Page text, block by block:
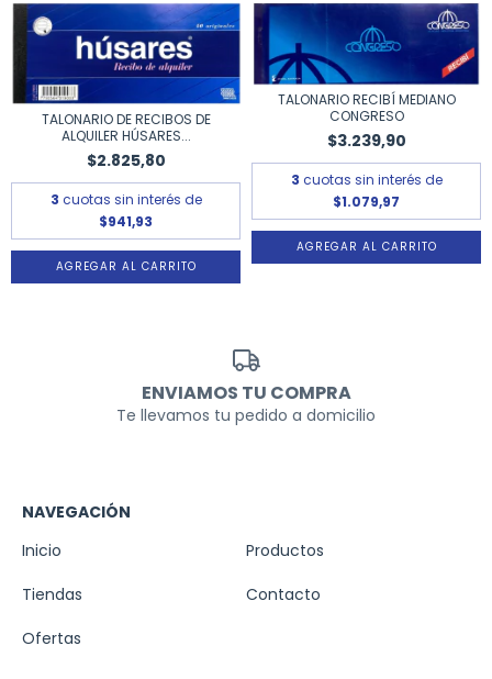
TALONARIO DE RECIBOS DE
ALQUILER HÚSARES...
$2.825,80
3 cuotas sin interés de
$941,93
TALONARIO RECIBÍ MEDIANO
CONGRESO
$3.239,90
3 cuotas sin interés de
$1.079,97
ENVIAMOS TU COMPRA
Te llevamos tu pedido a domicilio
NAVEGACIÓN
Inicio
Productos
Tiendas
Contacto
Ofertas